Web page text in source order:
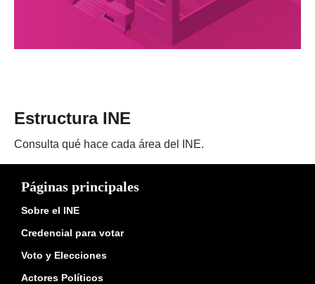
Estructura INE
Consulta qué hace cada área del INE.
Páginas principales
Sobre el INE
Credencial para votar
Voto y Elecciones
Actores Políticos